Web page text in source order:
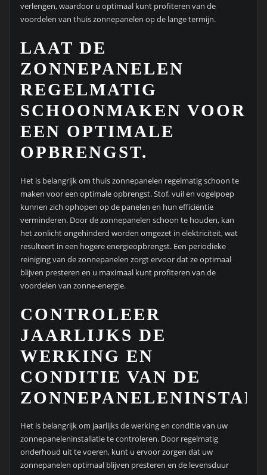
verlengen, waardoor u optimaal kunt profiteren van de
voordelen van thuis zonnepanelen op de lange termijn.
LAAT DE
ZONNEPANELEN
REGELMATIG
SCHOONMAKEN VOOR
EEN OPTIMALE
OPBRENGST.
Het is belangrijk om thuis zonnepanelen regelmatig schoon te
maken voor een optimale opbrengst. Stof, vuil en vogelpoep
kunnen zich ophopen op de panelen en hun efficiëntie
verminderen. Door de zonnepanelen schoon te houden, kan
het zonlicht ongehinderd worden omgezet in elektriciteit, wat
resulteert in een hogere energieopbrengst. Een periodieke
reiniging van de zonnepanelen zorgt ervoor dat ze optimaal
blijven presteren en u maximaal kunt profiteren van de
voordelen van zonne-energie.
CONTROLEER
JAARLIJKS DE
WERKING EN
CONDITIE VAN DE
Het is belangrijk om jaarlijks de werking en conditie van uw
zonnepaneleninstallatie te controleren. Door regelmatig
onderhoud uit te voeren, kunt u ervoor zorgen dat uw
zonnepanelen optimaal blijven presteren en de levensduur